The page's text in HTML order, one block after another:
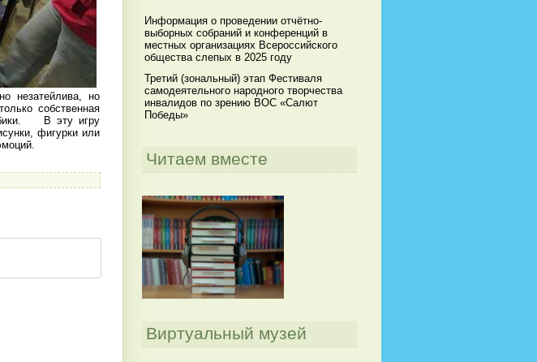
незатейлива, но
собственная
В эту игру
фигурки или
Информация о проведении отчётно-
выборных собраний и конференций в
местных организациях Всероссийского
общества слепых в 2025 году
Третий (зональный) этап Фестиваля
самодеятельного народного творчества
инвалидов по зрению ВОС «Салют
Победы»
Читаем вместе
Виртуальный музей